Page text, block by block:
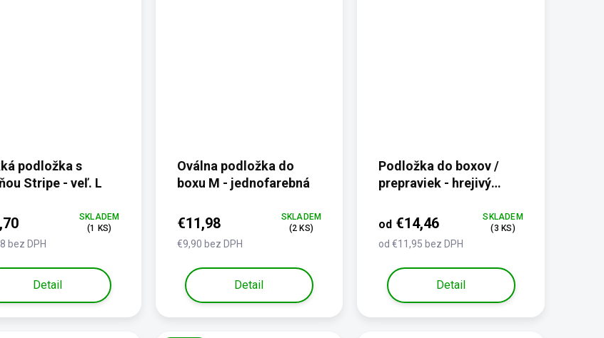
podložka s
Stripe - veľ. L
bez DPH
SKLADEM
(1 KS)
Detail
Oválna podložka do
boxu M - jednofarebná
€9,90 bez DPH
€11,98
SKLADEM
(2 KS)
Detail
Podložka do boxov /
prepraviek - hrejivý
od €11,95 bez DPH
od €14,46
SKLADEM
(3 KS)
Detail